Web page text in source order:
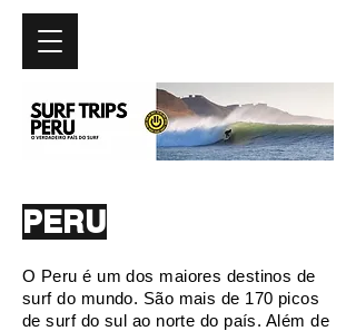
PERU
O Peru é um dos maiores destinos de
surf do mundo. São mais de 170 picos
de surf do sul ao norte do país. Além de